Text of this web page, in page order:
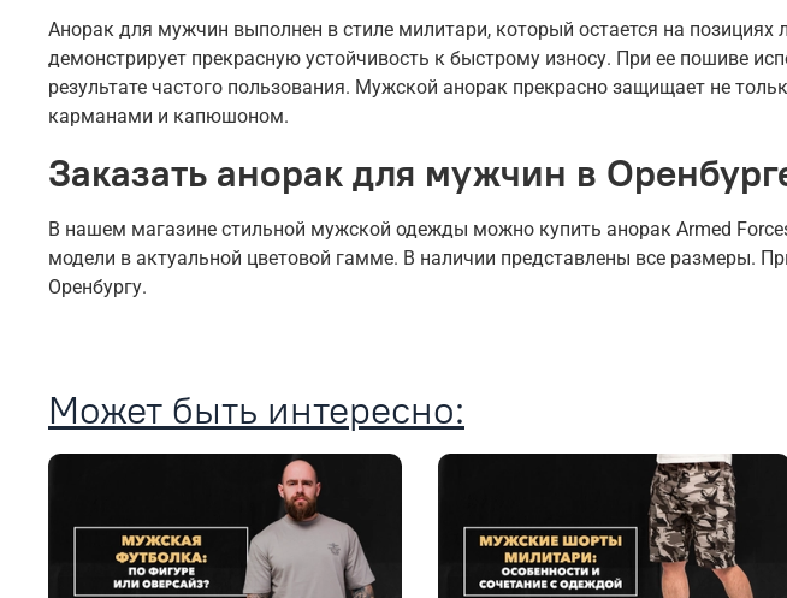
Анорак для мужчин выполнен в стиле милитари, который остается на
демонстрирует прекрасную устойчивость к быстрому износу. При ее пошиве
результате частого пользования. Мужской анорак прекрасно защищает не
карманами и капюшоном.
Заказать анорак для мужчин в
В нашем магазине стильной мужской одежды можно купить анорак Armed
модели в актуальной цветовой гамме. В наличии представлены все размеры.
Оренбургу.
Может быть интересно: